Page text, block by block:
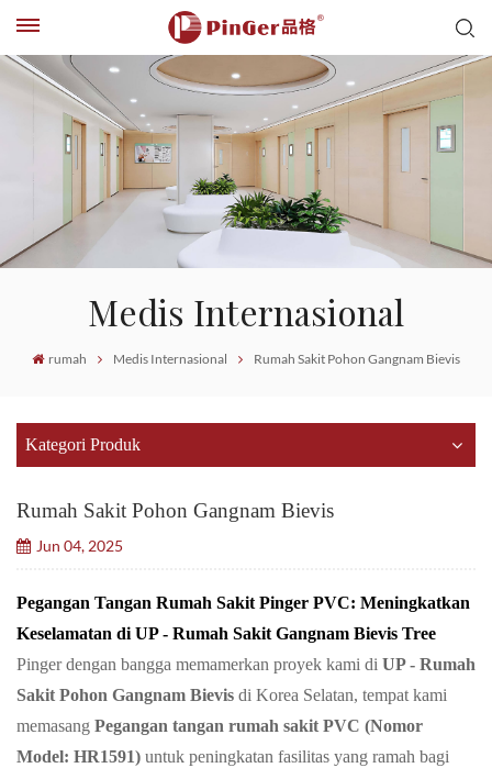
Medis Internasional
rumah Medis Internasional Rumah Sakit Pohon Gangnam Bievis
Kategori Produk
Rumah Sakit Pohon Gangnam Bievis
Jun 04, 2025
Pegangan Tangan Rumah Sakit Pinger PVC: Meningkatkan
Keselamatan di UP - Rumah Sakit Gangnam Bievis Tree
Pinger dengan bangga memamerkan proyek kami di UP - Rumah
Sakit Pohon Gangnam Bievis di Korea Selatan, tempat kami
memasang Pegangan tangan rumah sakit PVC (Nomor
Model: HR1591) untuk peningkatan fasilitas yang ramah bagi